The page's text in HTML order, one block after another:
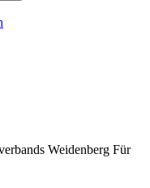
Weidenberg Für